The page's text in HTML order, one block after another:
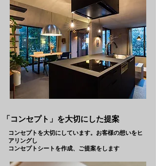
「コンセプト」を大切にした提案
コンセプトを大切にしています。お客様の想いをヒ
アリングし
コンセプトシートを作成、ご提案をします